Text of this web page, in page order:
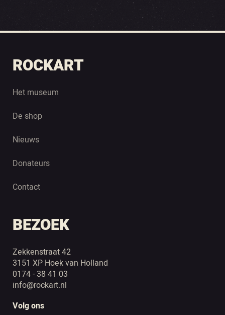
ROCKART
Het museum
De shop
Nieuws
Donateurs
Contact
BEZOEK
Zekkenstraat 42
3151 XP Hoek van Holland
0174 - 38 41 03
info@rockart.nl
Volg ons